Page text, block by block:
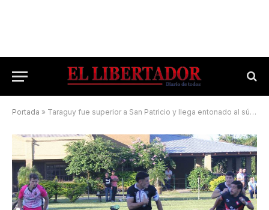
Portada » Taraguy fue superior a San Patricio y llega entonado al súper clásico